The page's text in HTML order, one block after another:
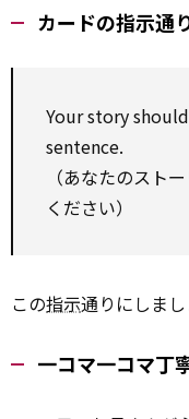
カードの指示通
Your story
sentence.
（あなたのスト
ください）
この指示通りにしまし
一コマ一コマ丁